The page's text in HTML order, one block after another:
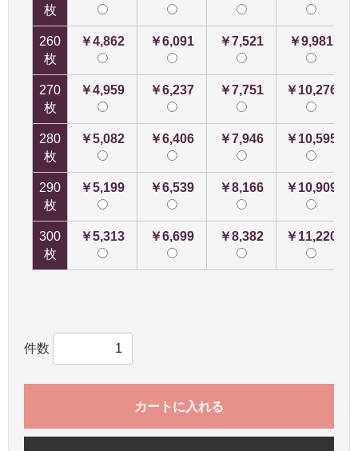
枚
260
枚
￥4,862 ￥6,091 ￥7,521 ￥9,981
270
枚
￥4,959 ￥6,237 ￥7,751 ￥10,276
280
枚
￥5,082 ￥6,406 ￥7,946 ￥10,595
290
枚
￥5,199 ￥6,539 ￥8,166 ￥10,909
300
枚
￥5,313 ￥6,699 ￥8,382 ￥11,220
件数
カートに入れる